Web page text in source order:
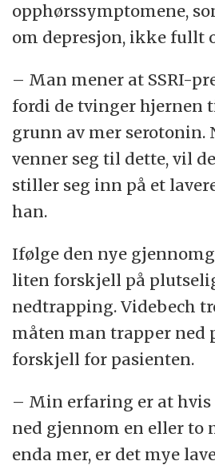
opphørssymptomene,
om depresjon, ikke fullt
– Man mener at SSRI-
fordi de tvinger hjernen
grunn av mer serotonin.
venner seg til dette, vil
stiller seg inn på et
han.
Ifølge den nye
liten forskjell på
nedtrapping. Videbech
måten man trapper ned
forskjell for pasienten.
– Min erfaring er at
ned gjennom en eller to
enda mer, er det mye